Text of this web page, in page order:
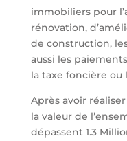
immobiliers pour
rénovation,
de construction,
aussi les
la taxe foncière ou
Après avoir
la valeur de
dépassent 1.3